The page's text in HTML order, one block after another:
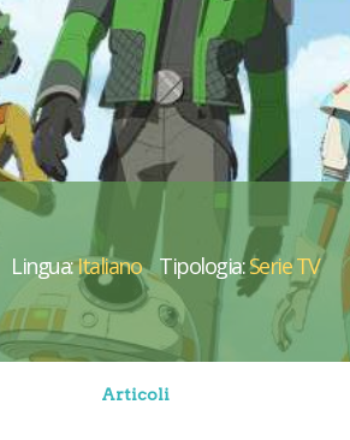
Lingua:Italiano Tipologia:Serie TV
Articoli